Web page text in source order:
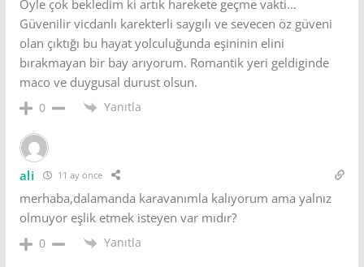
Öyle çok bekledim ki artık harekete geçme vakti…
Güvenilir vicdanlı karekterli saygılı ve sevecen öz güveni
olan çıktığı bu hayat yolculuğunda eşininin elini
bırakmayan bir bay arıyorum. Romantik yeri geldiginde
maco ve duygusal durust olsun.
0 Yanıtla
ali 11 ay önce
merhaba,dalamanda karavanımla kalıyorum ama yalnız
olmuyor eşlik etmek isteyen var mıdır?
0 Yanıtla